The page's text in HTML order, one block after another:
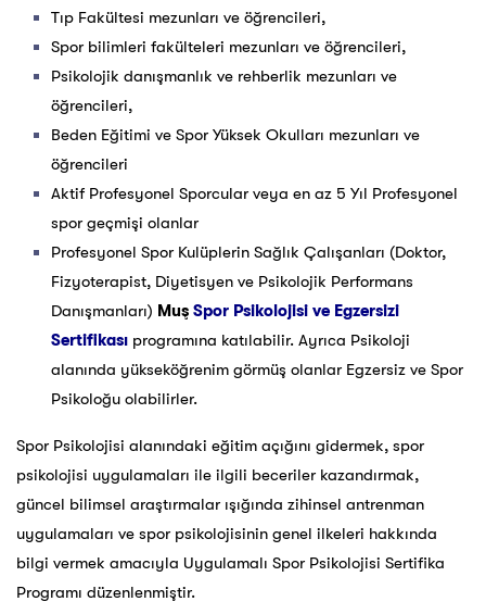
Tıp Fakültesi mezunları ve öğrencileri,
Spor bilimleri fakülteleri mezunları ve öğrencileri,
Psikolojik danışmanlık ve rehberlik mezunları ve
öğrencileri,
Beden Eğitimi ve Spor Yüksek Okulları mezunları ve
öğrencileri
Aktif Profesyonel Sporcular veya en az 5 Yıl Profesyonel
spor geçmişi olanlar
Profesyonel Spor Kulüplerin Sağlık Çalışanları (Doktor,
Fizyoterapist, Diyetisyen ve Psikolojik Performans
Danışmanları) Muş Spor Psikolojisi ve Egzersizi
Sertifikası programına katılabilir. Ayrıca Psikoloji
alanında yükseköğrenim görmüş olanlar Egzersiz ve Spor
Psikoloğu olabilirler.
Spor Psikolojisi alanındaki eğitim açığını gidermek, spor
psikolojisi uygulamaları ile ilgili beceriler kazandırmak,
güncel bilimsel araştırmalar ışığında zihinsel antrenman
uygulamaları ve spor psikolojisinin genel ilkeleri hakkında
bilgi vermek amacıyla Uygulamalı Spor Psikolojisi Sertifika
Programı düzenlenmiştir.